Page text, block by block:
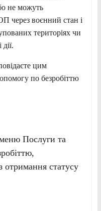
не можуть
через воєнний стан і
територіях чи
цим
по безробіттю
Послуги та
статусу